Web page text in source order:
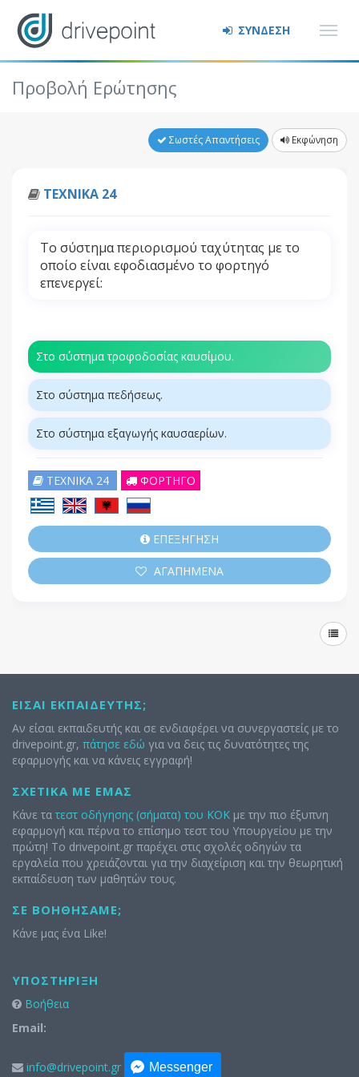
ΣΥΝΔΕΣΗ
Προβολή Ερώτησης
Σωστές Απαντήσεις Εκφώνηση
ΤΕΧΝΙΚΑ 24
Το σύστημα περιορισμού ταχύτητας με το
οποίο είναι εφοδιασμένο το φορτηγό
επενεργεί:
Στο σύστημα τροφοδοσίας καυσίμου.
Στο σύστημα πεδήσεως.
Στο σύστημα εξαγωγής καυσαερίων.
ΤΕΧΝΙΚΑ 24 ΦΟΡΤΗΓΟ
ΕΠΕΞΗΓΗΣΗ
ΑΓΑΠΗΜΕΝΑ
ΕΊΣΑΙ ΕΚΠΑΙΔΕΥΤΉΣ;
Αν είσαι εκπαιδευτής και σε ενδιαφέρει να συνεργαστείς με το
drivepoint.gr, πάτησε εδώ για να δεις τις δυνατότητες της
εφαρμογής και να κάνεις εγγραφή!
ΣΧΕΤΙΚΆ ΜΕ ΕΜΆΣ
Κάνε τα τεστ οδήγησης (σήματα) του ΚΟΚ με την πιο έξυπνη
εφαρμογή και πέρνα το επίσημο τεστ του Υπουργείου με την
πρώτη! Το drivepoint.gr παρέχει στις σχολές οδηγών τα
εργαλεία που χρειάζονται για την διαχείριση και την θεωρητική
εκπαίδευση των μαθητών τους.
ΣΕ ΒΟΗΘΉΣΑΜΕ;
Κάνε μας ένα Like!
ΥΠΟΣΤΉΡΙΞΗ
Βοήθεια
Email:
info@drivepoint.gr Messenger